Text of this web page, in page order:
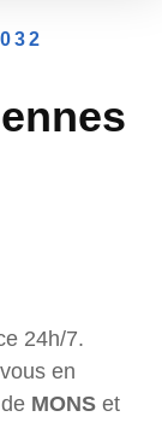
24h/7.
en
MONS et